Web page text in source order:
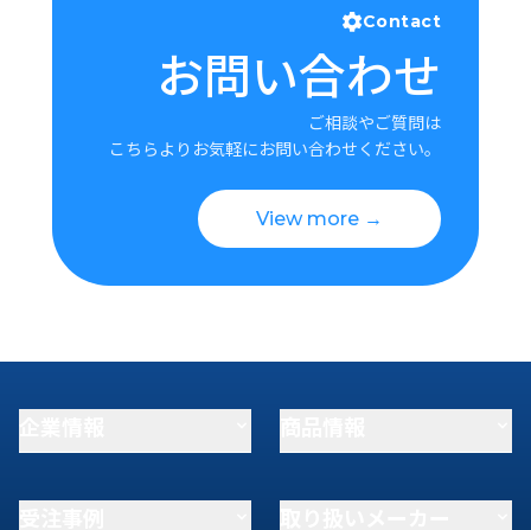
Contact
お問い合わせ
ご相談やご質問は
こちらよりお気軽にお問い合わせください。
View more →